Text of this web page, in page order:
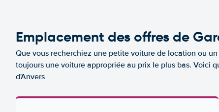
Emplacement des offres de
Que vous recherchiez une petite voiture de location ou
toujours une voiture appropriée au prix le plus bas. Voici
d'Anvers